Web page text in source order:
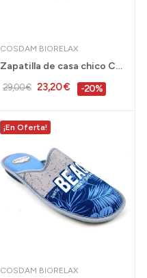
COSDAM BIORELAX
Zapatilla de casa chico Cosdam Biorelax...
29,00 € 23,20 € -20%
¡En Oferta!
COSDAM BIORELAX